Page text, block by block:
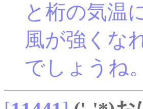
と桁の気温
風が強くな
でしょうね。